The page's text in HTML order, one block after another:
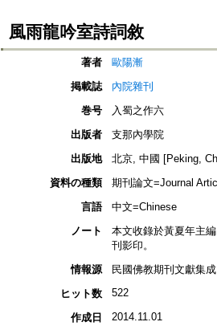
風雨龍吟室詩詞敘
著者
歐陽漸
掲載誌
內院雜刊
巻号
入蜀之作六
出版者
支那內學院
出版地
北京, 中國 [Peking,
資料の種類
期刊論文=Journal
言語
中文=Chinese
ノート
本文收錄於黃夏年主
刊影印。
情報源
民國佛教期刊文獻集
ヒット数
522
作成日 2014.11.01